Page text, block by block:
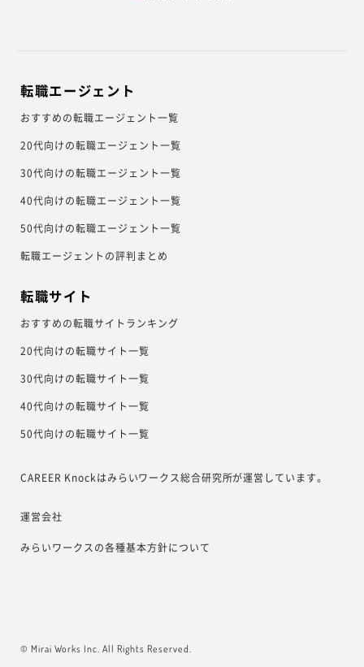
転職エージェント
おすすめの転職エージェント一覧
20代向けの転職エージェント一覧
30代向けの転職エージェント一覧
40代向けの転職エージェント一覧
50代向けの転職エージェント一覧
転職エージェントの評判まとめ
転職サイト
おすすめの転職サイトランキング
20代向けの転職サイト一覧
30代向けの転職サイト一覧
40代向けの転職サイト一覧
50代向けの転職サイト一覧
CAREER Knockはみらいワークス総合研究所が運営しています。
運営会社
みらいワークスの各種基本方針について
© Mirai Works Inc. All Rights Reserved.